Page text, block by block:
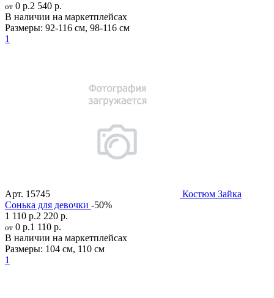
от 0 р.2 540 р.
В наличии на маркетплейсах
Размеры: 92-116 см, 98-116 см
1
Арт. 15745
Костюм Зайка
Сонька для девочки -50%
1 110 р.2 220 р.
от 0 р.1 110 р.
В наличии на маркетплейсах
Размеры: 104 см, 110 см
1